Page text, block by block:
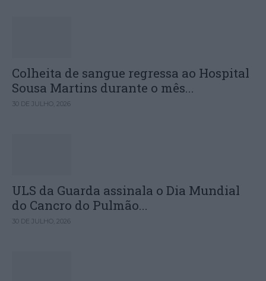
Colheita de sangue regressa ao Hospital
Sousa Martins durante o mês...
30 DE JULHO, 2026
ULS da Guarda assinala o Dia Mundial
do Cancro do Pulmão...
30 DE JULHO, 2026